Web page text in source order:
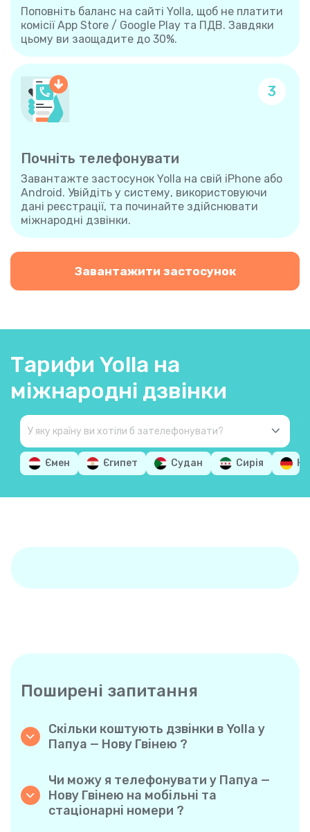
Поповніть баланс на сайті Yolla, щоб не платити
комісії App Store / Google Play та ПДВ. Завдяки
цьому ви заощадите до 30%.
3
Почніть телефонувати
Завантажте застосунок Yolla на свій iPhone або
Android. Увійдіть у систему, використовуючи
дані реєстрації, та починайте здійснювати
міжнародні дзвінки.
Завантажити застосунок
Тарифи Yolla на
міжнародні дзвінки
Ємен Єгипет Судан Сирія
Поширені запитання
Скільки коштують дзвінки в Yolla у
Папуа — Нову Гвінею ?
ознайомтеся з актуальними тарифами у
застосунку — жодних прихованих комісій,
жодних несподіванок.
Чи можу я телефонувати у Папуа —
Нову Гвінею на мобільні та
стаціонарні номери ?